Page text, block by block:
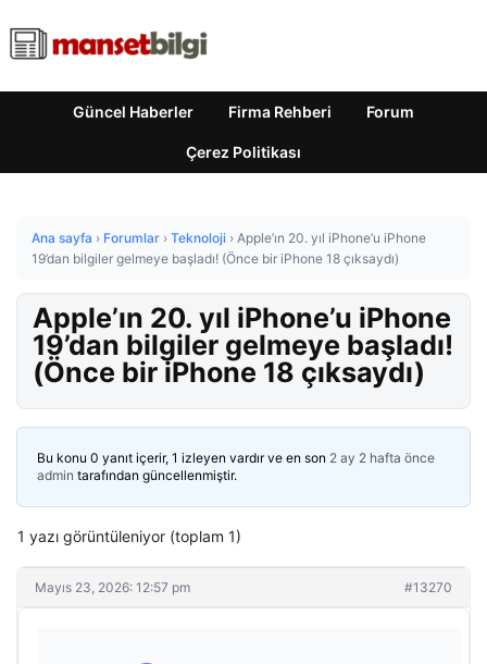
Güncel Haberler Firma Rehberi Forum
Çerez Politikası
Ana sayfa › Forumlar › Teknoloji › Apple’ın 20. yıl iPhone’u iPhone
19’dan bilgiler gelmeye başladı! (Önce bir iPhone 18 çıksaydı)
Apple’ın 20. yıl iPhone’u iPhone
19’dan bilgiler gelmeye başladı!
(Önce bir iPhone 18 çıksaydı)
Bu konu 0 yanıt içerir, 1 izleyen vardır ve en son 2 ay 2 hafta önce
admin tarafından güncellenmiştir.
1 yazı görüntüleniyor (toplam 1)
Mayıs 23, 2026: 12:57 pm #13270